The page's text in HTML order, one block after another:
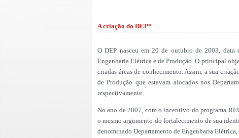
A criação do DEP*
O DEP nasceu em 20 de outubro de 2003, data
Engenharia Elétrica e de Produção. O principal
criadas áreas de conhecimento. Assim, a sua
de Produção que estavam alocados nos
respectivamente.
No ano de 2007, com o incentivo do programa
o mesmo argumento do fortalecimento de sua
denominado Departamento de Engenharia